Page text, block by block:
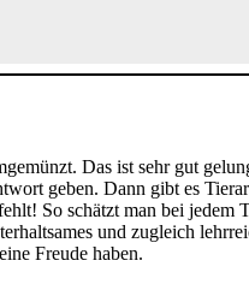
Das ist sehr gut
geben. Dann gibt es
So schätzt man bei
und zugleich
Freude haben.